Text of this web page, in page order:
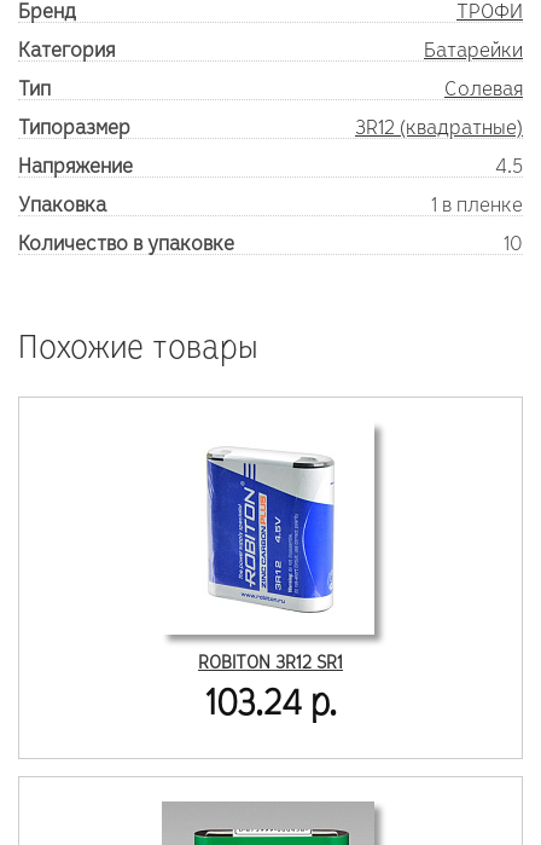
Бренд
ТРОФИ
Категория
Батарейки
Тип
Солевая
Типоразмер
3R12 (квадратные)
Напряжение
4.5
Упаковка
1 в пленке
Количество в упаковке
10
Похожие товары
ROBITON 3R12 SR1
103.24 р.